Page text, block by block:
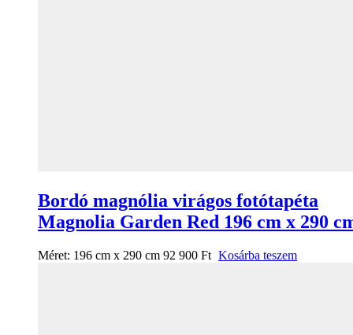
Bordó magnólia virágos fotótapéta
Magnolia Garden Red 196 cm x 290
Méret: 196 cm x 290 cm 92 900 Ft Kosárba teszem